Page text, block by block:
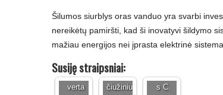
Šilumos siurblys oras vanduo yra svarbi
nereikėtų pamiršti, kad ši inovatyvi šildymo
mažiau energijos nei įprasta elektrinė
Susiję straipsniai:
i
papuoša
lai
- kodėl
verta
Kodėl
verta
rinktis
darbo
čiužiniu
,
hialūron
o rūgštis
s C.